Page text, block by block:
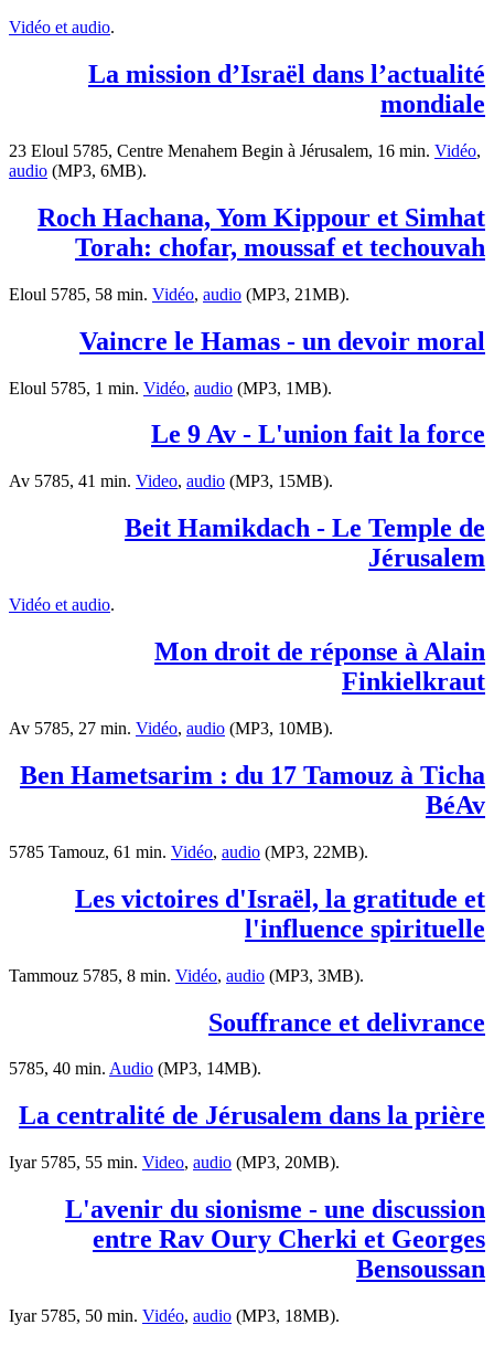
Vidéo et audio.
La mission d’Israël dans l’actualité
mondiale
23 Eloul 5785, Centre Menahem Begin à Jérusalem, 16 min. Vidéo,
audio (MP3, 6MB).
Roch Hachana, Yom Kippour et Simhat
Torah: chofar, moussaf et techouvah
Eloul 5785, 58 min. Vidéo, audio (MP3, 21MB).
Vaincre le Hamas - un devoir moral
Eloul 5785, 1 min. Vidéo, audio (MP3, 1MB).
Le 9 Av - L'union fait la force
Av 5785, 41 min. Video, audio (MP3, 15MB).
Beit Hamikdach - Le Temple de
Jérusalem
Vidéo et audio.
Mon droit de réponse à Alain
Finkielkraut
Av 5785, 27 min. Vidéo, audio (MP3, 10MB).
Ben Hametsarim : du 17 Tamouz à Ticha
BéAv
5785 Tamouz, 61 min. Vidéo, audio (MP3, 22MB).
Les victoires d'Israël, la gratitude et
l'influence spirituelle
Tammouz 5785, 8 min. Vidéo, audio (MP3, 3MB).
Souffrance et delivrance
5785, 40 min. Audio (MP3, 14MB).
La centralité de Jérusalem dans la prière
Iyar 5785, 55 min. Video, audio (MP3, 20MB).
L'avenir du sionisme - une discussion
entre Rav Oury Cherki et Georges
Bensoussan
Iyar 5785, 50 min. Vidéo, audio (MP3, 18MB).